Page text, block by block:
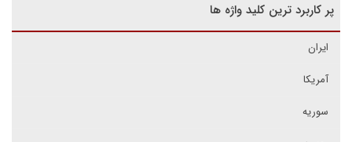
پر کاربرد ترین کلید واژه ها
ایران
آمریکا
سوریه